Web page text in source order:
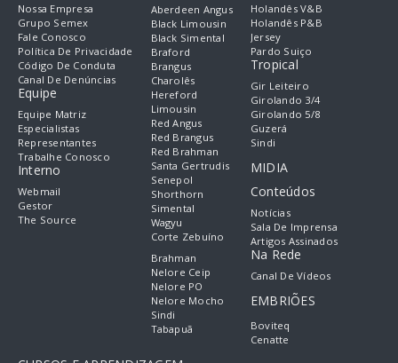
Nossa Empresa
Grupo Semex
Fale Conosco
Política De Privacidade
Código De Conduta
Canal De Denúncias
Equipe
Equipe Matriz
Especialistas
Representantes
Trabalhe Conosco
Interno
Webmail
Gestor
The Source
Aberdeen Angus
Black Limousin
Black Simental
Braford
Brangus
Charolês
Hereford
Limousin
Red Angus
Red Brangus
Red Brahman
Santa Gertrudis
Senepol
Shorthorn
Simental
Wagyu
Corte Zebuíno
Brahman
Nelore Ceip
Nelore PO
Nelore Mocho
Sindi
Tabapuã
Holandês V&B
Holandês P&B
Jersey
Pardo Suiço
Tropical
Gir Leiteiro
Girolando 3/4
Girolando 5/8
Guzerá
Sindi
MIDIA
Conteúdos
Notícias
Sala De Imprensa
Artigos Assinados
Na Rede
Canal De Vídeos
EMBRIÕES
Boviteq
Cenatte